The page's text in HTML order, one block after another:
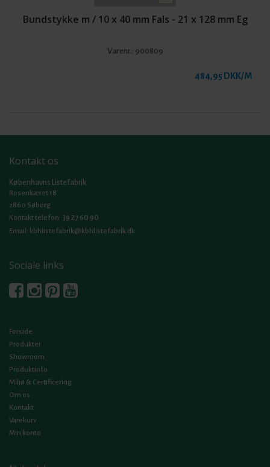
Bundstykke m / 10 x 40 mm Fals - 21 x 128 mm Eg
Varenr.: 900809
484,95 DKK/M
Kontakt os
Københavns Listefabrik
Rosenkæret 18
2860 Søborg
Kontakt telefon: 39 27 60 90
Email: kbhlistefabrik@kbhlistefabrik.dk
Sociale links
Forside
Produkter
Showroom
Produktinfo
Miljø & Certificering
Om os
Kontakt
Varekurv
Min konto